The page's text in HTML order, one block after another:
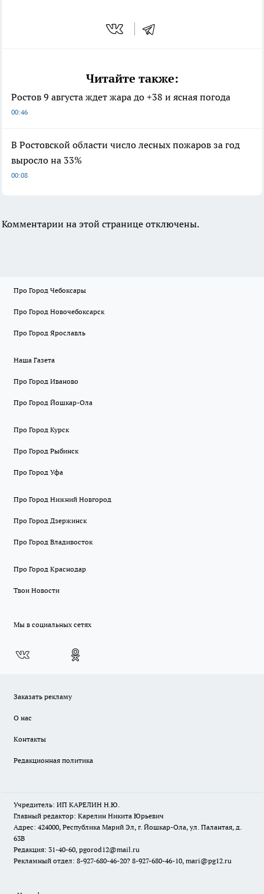
Читайте также:
Ростов 9 августа ждет жара до +38 и ясная погода
00:46
В Ростовской области число лесных пожаров за год
выросло на 33%
00:08
Комментарии на этой странице отключены.
Про Город Чебоксары
Про Город Новочебоксарск
Про Город Ярославль
Наша Газета
Про Город Иваново
Про Город Йошкар-Ола
Про Город Курск
Про Город Рыбинск
Про Город Уфа
Про Город Нижний Новгород
Про Город Дзержинск
Про Город Владивосток
Про Город Краснодар
Твои Новости
Мы в социальных сетях
Заказать рекламу
О нас
Контакты
Редакционная политика
Учредитель: ИП КАРЕЛИН Н.Ю.
Главный редактор: Карелин Никита Юрьевич
Адрес: 424000, Республика Марий Эл, г. Йошкар-Ола, ул. Палантая, д.
63В
Редакция: 31-40-60, pgorod12@mail.ru
Рекламный отдел: 8-927-680-46-20? 8-927-680-46-10, mari@pg12.ru